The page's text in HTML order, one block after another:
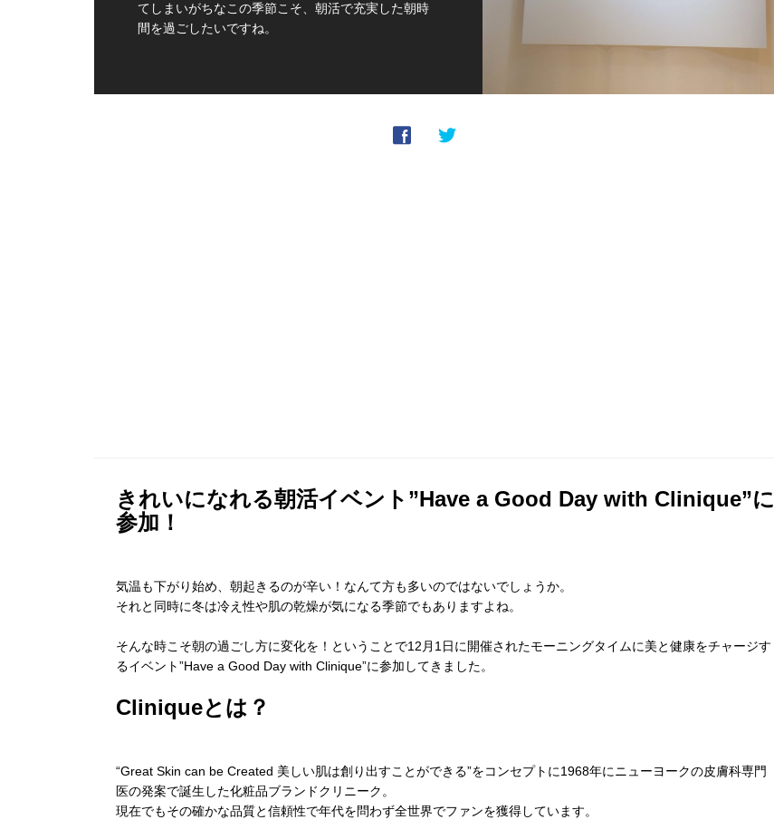
てしまいがちなこの季節こそ、朝活で充実した朝時
間を過ごしたいですね。
きれいになれる朝活イベント”Have a Good Day with Clinique”に
参加！
気温も下がり始め、朝起きるのが辛い！なんて方も多いのではないでしょうか。
それと同時に冬は冷え性や肌の乾燥が気になる季節でもありますよね。
そんな時こそ朝の過ごし方に変化を！ということで12月1日に開催されたモーニングタイムに美と健康をチャージす
るイベント”Have a Good Day with Clinique”に参加してきました。
Cliniqueとは？
“Great Skin can be Created 美しい肌は創り出すことができる”をコンセプトに1968年にニューヨークの皮膚科専門
医の発案で誕生した化粧品ブランドクリニーク。
現在でもその確かな品質と信頼性で年代を問わず全世界でファンを獲得しています。